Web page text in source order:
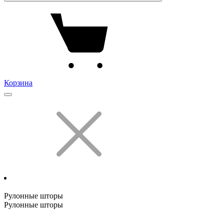
Корзина
Рулонные шторы
Рулонные шторы